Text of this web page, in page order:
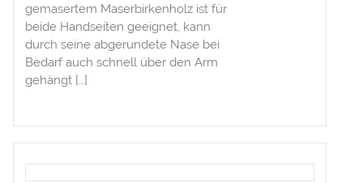
gemasertem Maserbirkenholz ist für
beide Handseiten geeignet, kann
durch seine abgerundete Nase bei
Bedarf auch schnell über den Arm
gehängt […]